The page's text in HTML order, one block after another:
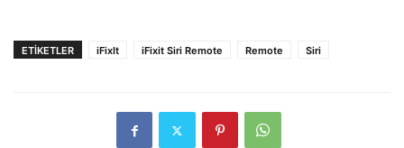
ETIKETLER iFixIt iFixit Siri Remote Remote Siri